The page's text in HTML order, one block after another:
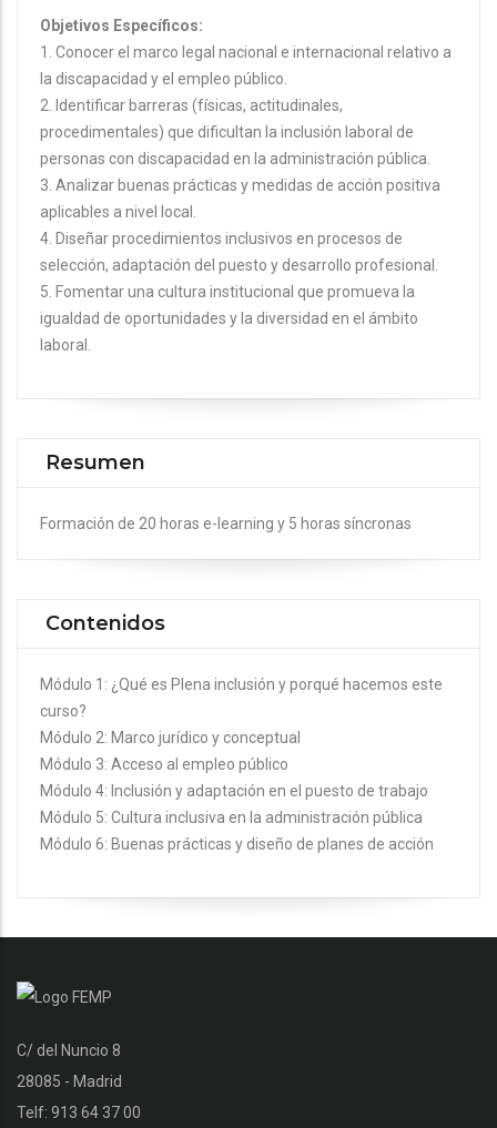
Objetivos Específicos:
1. Conocer el marco legal nacional e internacional relativo a
la discapacidad y el empleo público.
2. Identificar barreras (físicas, actitudinales,
procedimentales) que dificultan la inclusión laboral de
personas con discapacidad en la administración pública.
3. Analizar buenas prácticas y medidas de acción positiva
aplicables a nivel local.
4. Diseñar procedimientos inclusivos en procesos de
selección, adaptación del puesto y desarrollo profesional.
5. Fomentar una cultura institucional que promueva la
igualdad de oportunidades y la diversidad en el ámbito
laboral.
Resumen
Formación de 20 horas e-learning y 5 horas síncronas
Contenidos
Módulo 1: ¿Qué es Plena inclusión y porqué hacemos este
curso?
Módulo 2: Marco jurídico y conceptual
Módulo 3: Acceso al empleo público
Módulo 4: Inclusión y adaptación en el puesto de trabajo
Módulo 5: Cultura inclusiva en la administración pública
Módulo 6: Buenas prácticas y diseño de planes de acción
C/ del Nuncio 8
28085 - Madrid
Telf: 913 64 37 00